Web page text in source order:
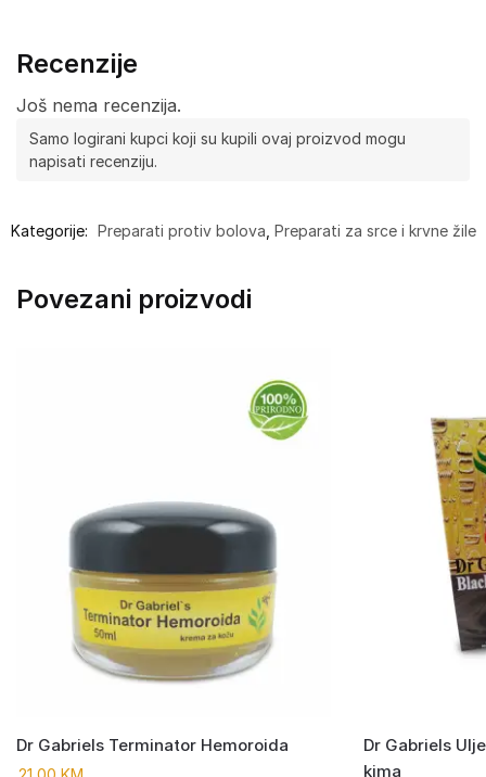
Recenzije
Još nema recenzija.
Samo logirani kupci koji su kupili ovaj proizvod mogu
napisati recenziju.
Kategorije: Preparati protiv bolova Preparati za srce i krvne žile
Povezani proizvodi
Dr Gabriels Terminator Hemoroida
Dr Gabriels
kima